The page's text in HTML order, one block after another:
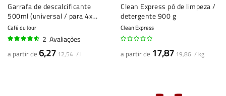
Garrafa de descalcificante
500ml (universal / para 4x
descalcificação)
Café du Jour
2 Avaliações
a partir de 6,27 12,54 / l
Clean Express pó de limpeza /
detergente 900 g
Clean Express
a partir de 17,87 19,86 / kg